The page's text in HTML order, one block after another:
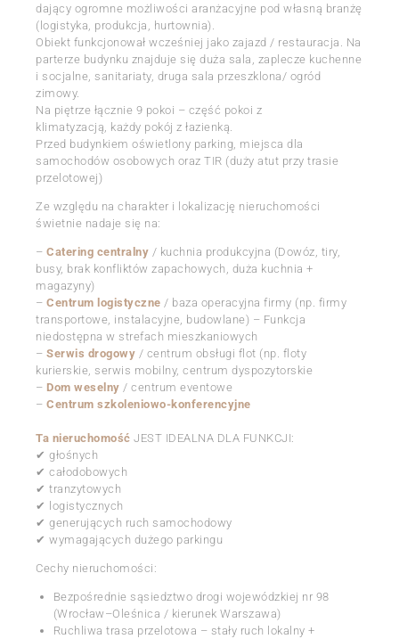
dający ogromne możliwości aranżacyjne pod własną branżę
(logistyka, produkcja, hurtownia).
Obiekt funkcjonował wcześniej jako zajazd / restauracja. Na
parterze budynku znajduje się duża sala, zaplecze kuchenne
i socjalne, sanitariaty, druga sala przeszklona/ ogród
zimowy.
Na piętrze łącznie 9 pokoi – część pokoi z
klimatyzacją, każdy pokój z łazienką.
Przed budynkiem oświetlony parking, miejsca dla
samochodów osobowych oraz TIR (duży atut przy trasie
przelotowej)
Ze względu na charakter i lokalizację nieruchomości
świetnie nadaje się na:
– Catering centralny / kuchnia produkcyjna (Dowóz, tiry,
busy, brak konfliktów zapachowych, duża kuchnia +
magazyny)
– Centrum logistyczne / baza operacyjna firmy (np. firmy
transportowe, instalacyjne, budowlane) – Funkcja
niedostępna w strefach mieszkaniowych
– Serwis drogowy / centrum obsługi flot (np. floty
kurierskie, serwis mobilny, centrum dyspozytorskie
– Dom weselny / centrum eventowe
– Centrum szkoleniowo-konferencyjne
Ta nieruchomość JEST IDEALNA DLA FUNKCJI:
✔ głośnych
✔ całodobowych
✔ tranzytowych
✔ logistycznych
✔ generujących ruch samochodowy
✔ wymagających dużego parkingu
Cechy nieruchomości:
Bezpośrednie sąsiedztwo drogi wojewódzkiej nr 98
(Wrocław–Oleśnica / kierunek Warszawa)
Ruchliwa trasa przelotowa – stały ruch lokalny +